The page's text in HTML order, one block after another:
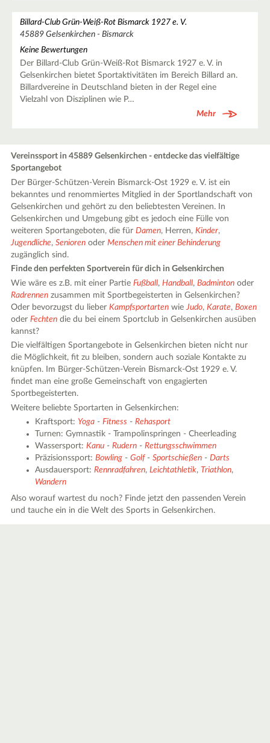
Billard-Club Grün-Weiß-Rot Bismarck 1927 e. V.
45889 Gelsenkirchen - Bismarck
Keine Bewertungen
Der Billard-Club Grün-Weiß-Rot Bismarck 1927 e. V. in
Gelsenkirchen bietet Sportaktivitäten im Bereich Billard an.
Billardvereine in Deutschland bieten in der Regel eine
Vielzahl von Disziplinen wie P…
Mehr
Vereinssport in 45889 Gelsenkirchen - entdecke das vielfältige
Sportangebot
Der Bürger-Schützen-Verein Bismarck-Ost 1929 e. V. ist ein
bekanntes und renommiertes Mitglied in der Sportlandschaft von
Gelsenkirchen und gehört zu den beliebtesten Vereinen. In
Gelsenkirchen und Umgebung gibt es jedoch eine Fülle von
weiteren Sportangeboten, die fürDamen, Herren,Kinder,
Jugendliche,Senioren oderMenschen mit einer Behinderung
zugänglich sind.
Finde den perfekten Sportverein für dich in Gelsenkirchen
Wie wäre es z.B. mit einer PartieFußball,Handball,Badminton oder
Radrennen zusammen mit Sportbegeisterten in Gelsenkirchen?
Oder bevorzugst du lieberKampfsportarten wieJudo,Karate,Boxen
oderFechten die du bei einem Sportclub in Gelsenkirchen ausüben
kannst?
Die vielfältigen Sportangebote in Gelsenkirchen bieten nicht nur
die Möglichkeit, fit zu bleiben, sondern auch soziale Kontakte zu
knüpfen. Im Bürger-Schützen-Verein Bismarck-Ost 1929 e. V.
findet man eine große Gemeinschaft von engagierten
Sportbegeisterten.
Weitere beliebte Sportarten in Gelsenkirchen:
Kraftsport: Yoga -Fitness -Rehasport
Turnen: Gymnastik - Trampolinspringen - Cheerleading
Wassersport:Kanu -Rudern -Rettungsschwimmen
Präzisionssport:Bowling -Golf-Sportschießen -Darts
Ausdauersport:Rennradfahren,Leichtathletik, Triathlon,
Wandern
Also worauf wartest du noch? Finde jetzt den passenden Verein
und tauche ein in die Welt des Sports in Gelsenkirchen.